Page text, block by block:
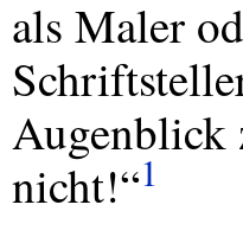
als Maler
Augenblick
nicht!“1